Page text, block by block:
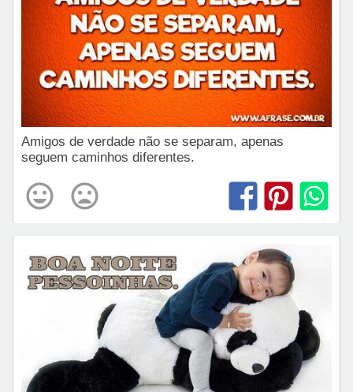
Amigos de verdade não se separam, apenas
seguem caminhos diferentes.